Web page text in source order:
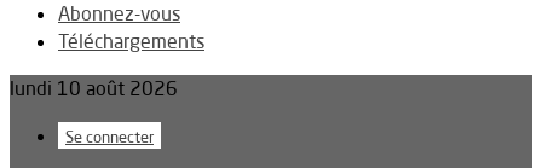
Abonnez-vous
Téléchargements
lundi 10 août 2026
Se connecter